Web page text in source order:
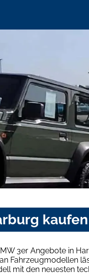
3er Angebote in
Fahrzeugmodellen
mit den neuesten